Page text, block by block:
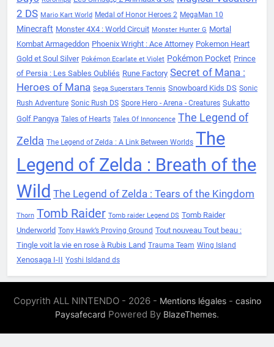
2 DS Mario Kart World Medal of Honor Heroes 2 MegaMan 10
Minecraft Monster 4X4 : World Circuit Monster Hunter G Mortal
Kombat Armageddon Phoenix Wright : Ace Attorney Pokemon Heart
Gold et Soul Silver Pokémon Ecarlate et Violet Pokémon Pocket Prince
of Persia : Les Sables Oubliés Rune Factory Secret of Mana :
Heroes of Mana Sega Superstars Tennis Snowboard Kids DS Sonic
Rush Adventure Sonic Rush DS Spore Hero - Arena - Creatures Sukatto
Golf Pangya Tales of Hearts Tales Of Innoncence The Legend of
Zelda The Legend of Zelda : A Link Between Worlds The
Legend of Zelda : Breath of the
Wild The Legend of Zelda : Tears of the Kingdom
Thorn Tomb Raider Tomb raider Legend DS Tomb Raider
Underworld Tony Hawk’s Proving Ground Tout nouveau Tout beau :
Tingle voit la vie en rose à Rubis Land Trauma Team Wing Island
Xenosaga I-II Yoshi Isldand ds
Copyrith ALL NINTENDO - 2026 - Mentions légales- casino
Paysafecard Powered By BlazeThemes.